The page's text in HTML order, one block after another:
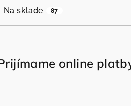
Na sklade 87
online